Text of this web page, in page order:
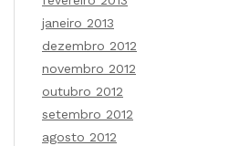
janeiro 2013
dezembro 2012
novembro 2012
outubro 2012
setembro 2012
agosto 2012